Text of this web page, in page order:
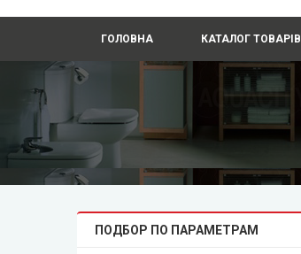
ГОЛОВНА КАТАЛОГ ТОВАРІВ
ПОДБОР ПО ПАРАМЕТРАМ